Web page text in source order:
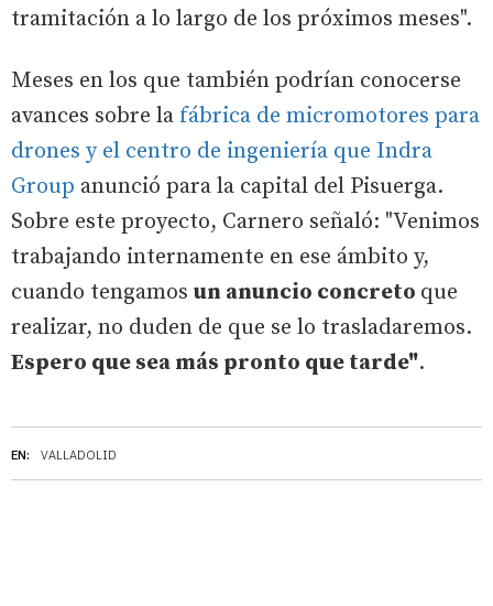
EN: VALLADOLID
tramitación a lo largo de los próximos meses".
Meses en los que también podrían conocerse
avances sobre la fábrica de micromotores para
drones y el centro de ingeniería que Indra
Group anunció para la capital del Pisuerga.
Sobre este proyecto, Carnero señaló: "Venimos
trabajando internamente en ese ámbito y,
cuando tengamos un anuncio concreto que
realizar, no duden de que se lo trasladaremos.
Espero que sea más pronto que tarde".